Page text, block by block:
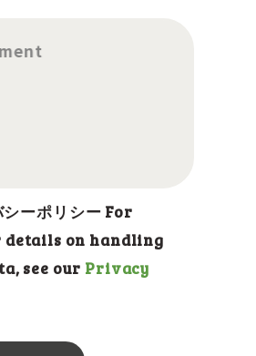
シーポリシー For
on handling
see our Privacy